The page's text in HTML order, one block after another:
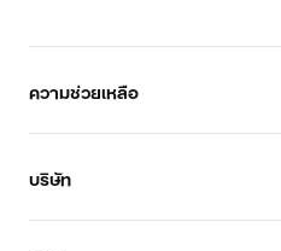
ความช่วยเหลือ
บริษัท